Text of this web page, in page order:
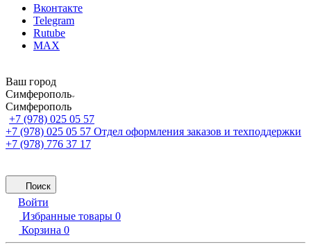
Вконтакте
Telegram
Rutube
MAX
Ваш город
Симферополь
Симферополь
+7 (978) 025 05 57
+7 (978) 025 05 57 Отдел оформления заказов и техподдержки
+7 (978) 776 37 17
Поиск
Войти
Избранные товары 0
Корзина 0